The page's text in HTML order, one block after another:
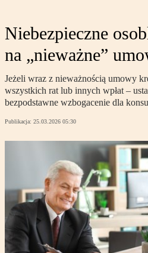
Niebezpieczne
na „nieważne”
Jeżeli wraz z nieważnością umowy
wszystkich rat lub innych wpłat –
bezpodstawne wzbogacenie dla
Publikacja: 25.03.2026 05:30